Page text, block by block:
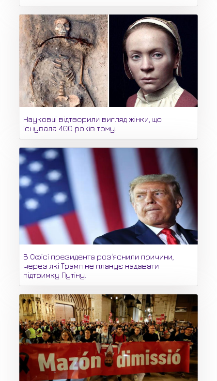
Науковці відтворили вигляд жінки, що
існувала 400 років тому.
В Офісі президента роз'яснили причини,
через які Трамп не планує надавати
підтримку Путіну.